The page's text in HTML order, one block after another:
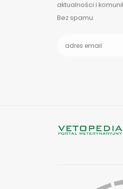
aktualności i
Bez spamu.